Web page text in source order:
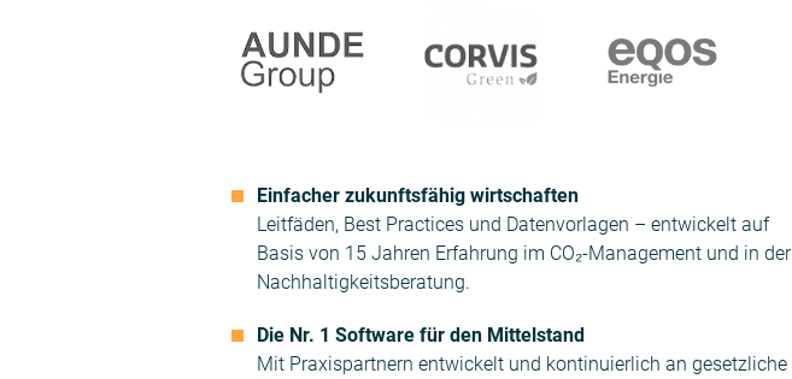
Einfacher zukunftsfähig wirtschaften
Leitfäden, Best Practices und Datenvorlagen – entwickelt auf
Basis von 15 Jahren Erfahrung im CO₂-Management und in der
Nachhaltigkeitsberatung.
Die Nr. 1 Software für den Mittelstand
Mit Praxispartnern entwickelt und kontinuierlich an gesetzliche